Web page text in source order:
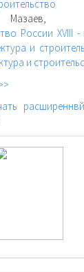
России XVIII -
и
и